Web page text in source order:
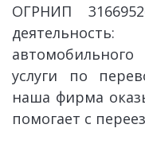
ОГРНИП
услуги по
наша фирма
помогает с